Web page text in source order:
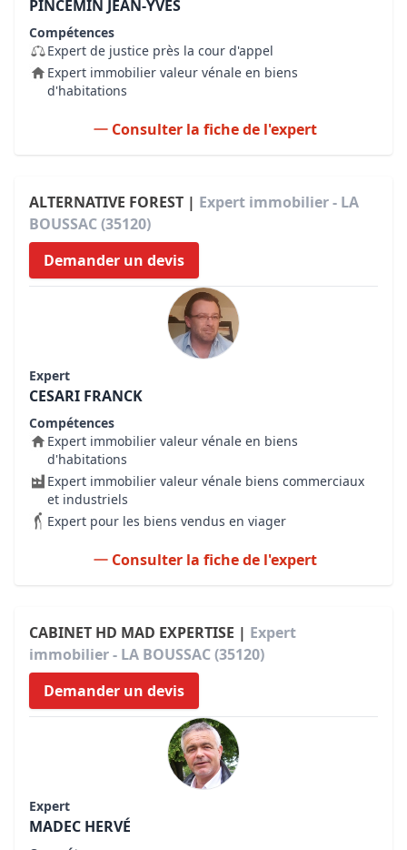
PINCEMIN JEAN-YVES
Compétences
Expert de justice près la cour d'appel
Expert immobilier valeur vénale en biens
d'habitations
Consulter la fiche de l'expert
ALTERNATIVE FOREST | Expert immobilier - LA
BOUSSAC (35120)
Demander un devis
Expert
CESARI FRANCK
Compétences
Expert immobilier valeur vénale en biens
d'habitations
Expert immobilier valeur vénale biens commerciaux
et industriels
Expert pour les biens vendus en viager
Consulter la fiche de l'expert
CABINET HD MAD EXPERTISE | Expert
immobilier - LA BOUSSAC (35120)
Demander un devis
Expert
MADEC HERVÉ